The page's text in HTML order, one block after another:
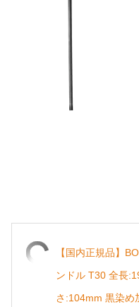
【国内正規品】
ンドル T30 全長
さ:104mm 黒染め